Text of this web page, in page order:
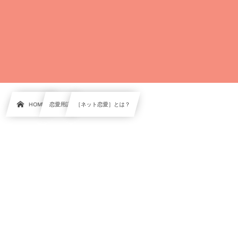
HOME 恋愛用語 ［ネット恋愛］とは？